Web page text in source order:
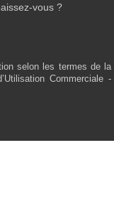
vous ?
selon les termes de la
Commerciale -